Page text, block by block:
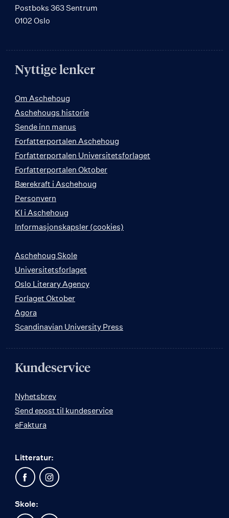
Postboks 363 Sentrum
0102 Oslo
Nyttige lenker
Om Aschehoug
Aschehougs historie
Sende inn manus
Forfatterportalen Aschehoug
Forfatterportalen Universitetsforlaget
Forfatterportalen Oktober
Bærekraft i Aschehoug
Personvern
KI i Aschehoug
Informasjonskapsler (cookies)
Aschehoug Skole
Universitetsforlaget
Oslo Literary Agency
Forlaget Oktober
Agora
Scandinavian University Press
Kundeservice
Nyhetsbrev
Send epost til kundeservice
eFaktura
Litteratur:
Skole: